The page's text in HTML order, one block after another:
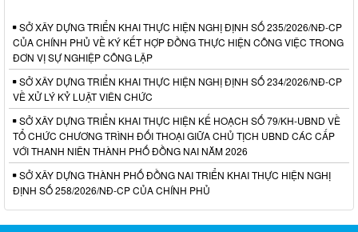
SỞ XÂY DỰNG TRIỂN KHAI THỰC HIỆN NGHỊ ĐỊNH SỐ 235/2026/NĐ-CP
CỦA CHÍNH PHỦ VỀ KÝ KẾT HỢP ĐỒNG THỰC HIỆN CÔNG VIỆC TRONG
ĐƠN VỊ SỰ NGHIỆP CÔNG LẬP
SỞ XÂY DỰNG TRIỂN KHAI THỰC HIỆN NGHỊ ĐỊNH SỐ 234/2026/NĐ-CP
VỀ XỬ LÝ KỶ LUẬT VIÊN CHỨC
SỞ XÂY DỰNG TRIỂN KHAI THỰC HIỆN KẾ HOẠCH SỐ 79/KH-UBND VỀ
TỔ CHỨC CHƯƠNG TRÌNH ĐỐI THOẠI GIỮA CHỦ TỊCH UBND CÁC CẤP
VỚI THANH NIÊN THÀNH PHỐ ĐỒNG NAI NĂM 2026
SỞ XÂY DỰNG THÀNH PHỐ ĐỒNG NAI TRIỂN KHAI THỰC HIỆN NGHỊ
ĐỊNH SỐ 258/2026/NĐ-CP CỦA CHÍNH PHỦ